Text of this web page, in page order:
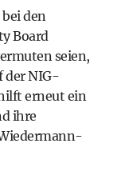
den
Board
seien,
der NIG-
erneut ein
ihre